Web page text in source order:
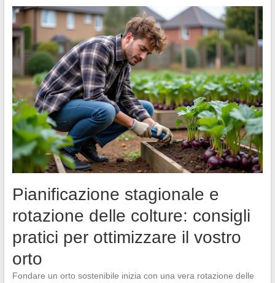
Pianificazione stagionale e
rotazione delle colture: consigli
pratici per ottimizzare il vostro
orto
Fondare un orto sostenibile inizia con una vera rotazione delle